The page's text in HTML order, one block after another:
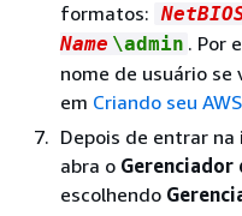
formatos:
Name \admin . Por
nome de usuário
em Criando seu
Depois de entrar na
abra o
escolhendo